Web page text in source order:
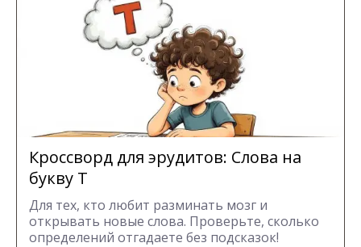
Кроссворд для эрудитов: Cлова на
букву Т
Для тех, кто любит разминать мозг и
открывать новые слова. Проверьте, сколько
определений отгадаете без подсказок!